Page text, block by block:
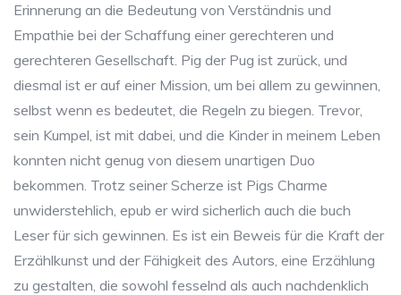
Erinnerung an die Bedeutung von Verständnis und
Empathie bei der Schaffung einer gerechteren und
gerechteren Gesellschaft. Pig der Pug ist zurück, und
diesmal ist er auf einer Mission, um bei allem zu gewinnen,
selbst wenn es bedeutet, die Regeln zu biegen. Trevor,
sein Kumpel, ist mit dabei, und die Kinder in meinem Leben
konnten nicht genug von diesem unartigen Duo
bekommen. Trotz seiner Scherze ist Pigs Charme
unwiderstehlich, epub er wird sicherlich auch die buch
Leser für sich gewinnen. Es ist ein Beweis für die Kraft der
Erzählkunst und der Fähigkeit des Autors, eine Erzählung
zu gestalten, die sowohl fesselnd als auch nachdenklich